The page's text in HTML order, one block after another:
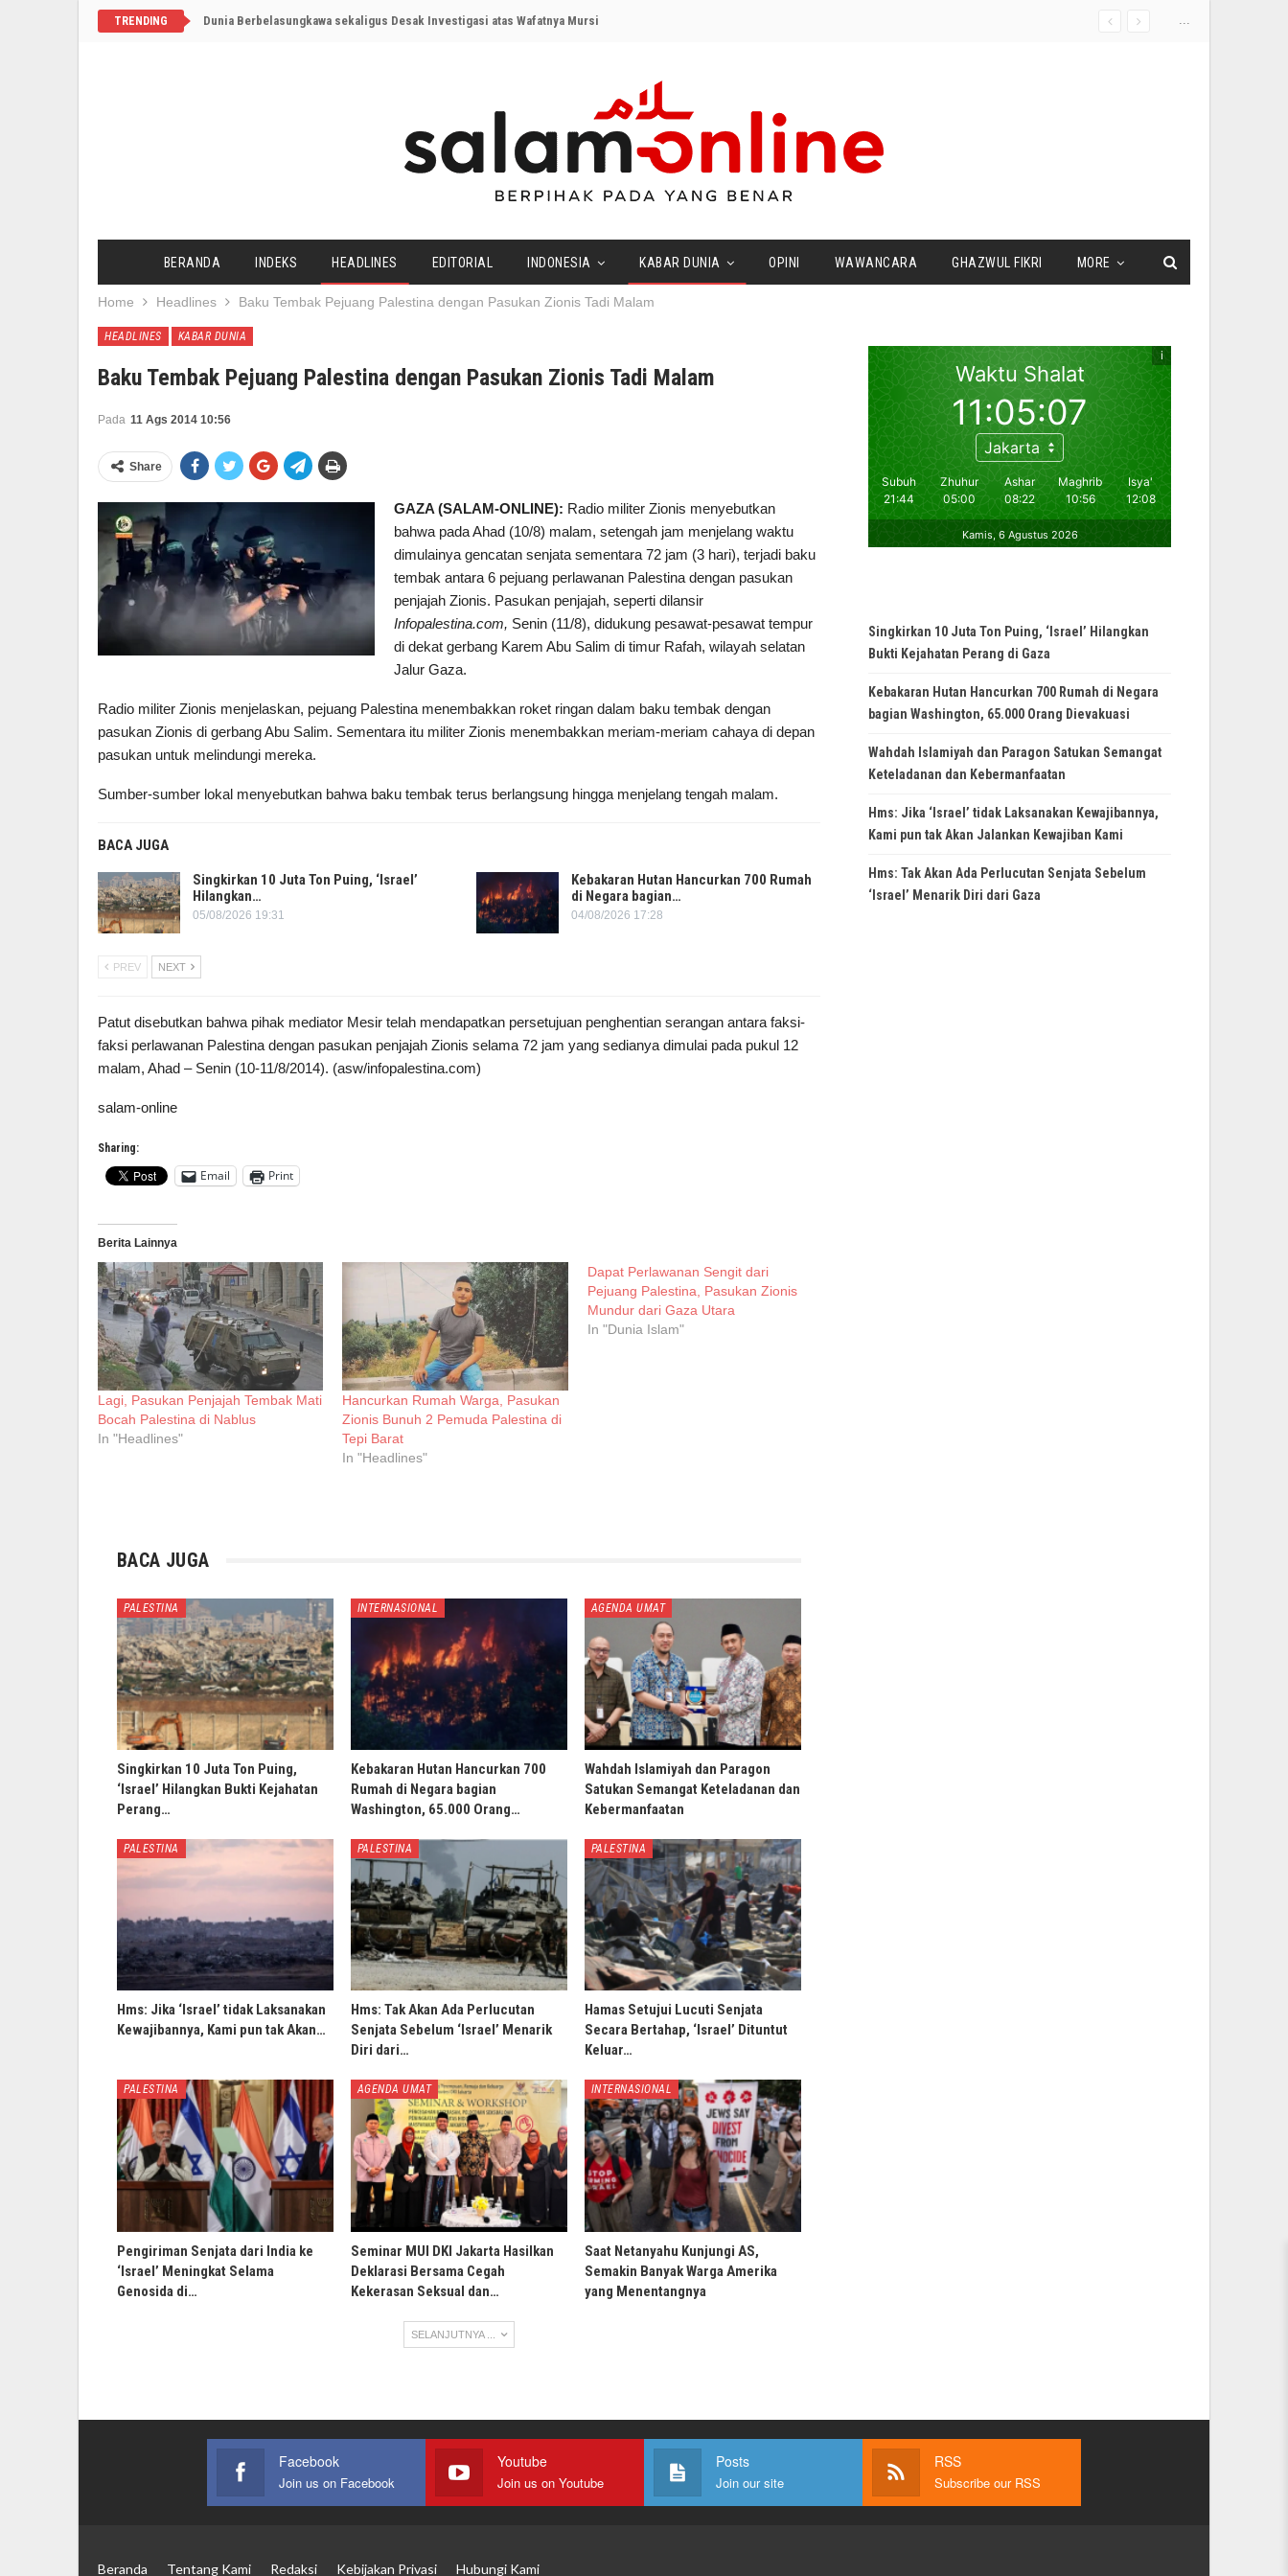
...
TRENDING Dunia Berbelasungkawa sekaligus Desak Investigasi atas Wafatnya Mursi
BERANDA INDEKS HEADLINES EDITORIAL INDONESIA KABAR DUNIA OPINI WAWANCARA GHAZWUL FIKRI MORE
Home Headlines Baku Tembak Pejuang Palestina dengan Pasukan Zionis Tadi Malam
HEADLINES KABAR DUNIA
Baku Tembak Pejuang Palestina dengan Pasukan Zionis Tadi Malam
Pada 11 Ags 2014 10:56
Share
GAZA (SALAM-ONLINE): Radio militer Zionis menyebutkan
bahwa pada Ahad (10/8) malam, setengah jam menjelang waktu
dimulainya gencatan senjata sementara 72 jam (3 hari), terjadi baku
tembak antara 6 pejuang perlawanan Palestina dengan pasukan
penjajah Zionis. Pasukan penjajah, seperti dilansir
Infopalestina.com, Senin (11/8), didukung pesawat-pesawat tempur
di dekat gerbang Karem Abu Salim di timur Rafah, wilayah selatan
Jalur Gaza.
Radio militer Zionis menjelaskan, pejuang Palestina menembakkan roket ringan dalam baku tembak dengan
pasukan Zionis di gerbang Abu Salim. Sementara itu militer Zionis menembakkan meriam-meriam cahaya di depan
pasukan untuk melindungi mereka.
Sumber-sumber lokal menyebutkan bahwa baku tembak terus berlangsung hingga menjelang tengah malam.
BACA JUGA
Singkirkan 10 Juta Ton Puing, ‘Israel’
Hilangkan…
05/08/2026 19:31
Kebakaran Hutan Hancurkan 700 Rumah
di Negara bagian…
04/08/2026 17:28
PREV NEXT
Patut disebutkan bahwa pihak mediator Mesir telah mendapatkan persetujuan penghentian serangan antara faksi-
faksi perlawanan Palestina dengan pasukan penjajah Zionis selama 72 jam yang sedianya dimulai pada pukul 12
malam, Ahad – Senin (10-11/8/2014). (asw/infopalestina.com)
salam-online
Sharing:
Email Print
Berita Lainnya
Lagi, Pasukan Penjajah Tembak Mati
Bocah Palestina di Nablus
In "Headlines"
Hancurkan Rumah Warga, Pasukan
Zionis Bunuh 2 Pemuda Palestina di
Tepi Barat
In "Headlines"
Dapat Perlawanan Sengit dari
Pejuang Palestina, Pasukan Zionis
Mundur dari Gaza Utara
In "Dunia Islam"
BACA JUGA
PALESTINA
Singkirkan 10 Juta Ton Puing,
‘Israel’ Hilangkan Bukti Kejahatan
Perang…
INTERNASIONAL
Kebakaran Hutan Hancurkan 700
Rumah di Negara bagian
Washington, 65.000 Orang…
AGENDA UMAT
Wahdah Islamiyah dan Paragon
Satukan Semangat Keteladanan dan
Kebermanfaatan
PALESTINA
Hms: Jika ‘Israel’ tidak Laksanakan
Kewajibannya, Kami pun tak Akan…
PALESTINA
Hms: Tak Akan Ada Perlucutan
Senjata Sebelum ‘Israel’ Menarik
Diri dari…
PALESTINA
Hamas Setujui Lucuti Senjata
Secara Bertahap, ‘Israel’ Dituntut
Keluar…
PALESTINA
Pengiriman Senjata dari India ke
‘Israel’ Meningkat Selama
Genosida di…
AGENDA UMAT
Seminar MUI DKI Jakarta Hasilkan
Deklarasi Bersama Cegah
Kekerasan Seksual dan…
INTERNASIONAL
Saat Netanyahu Kunjungi AS,
Semakin Banyak Warga Amerika
yang Menentangnya
SELANJUTNYA ...
Singkirkan 10 Juta Ton Puing, ‘Israel’ Hilangkan
Bukti Kejahatan Perang di Gaza
Kebakaran Hutan Hancurkan 700 Rumah di Negara
bagian Washington, 65.000 Orang Dievakuasi
Wahdah Islamiyah dan Paragon Satukan Semangat
Keteladanan dan Kebermanfaatan
Hms: Jika ‘Israel’ tidak Laksanakan Kewajibannya,
Kami pun tak Akan Jalankan Kewajiban Kami
Hms: Tak Akan Ada Perlucutan Senjata Sebelum
‘Israel’ Menarik Diri dari Gaza
Facebook
Join us on Facebook
Youtube
Join us on Youtube
Posts
Join our site
RSS
Subscribe our RSS
Beranda Tentang Kami Redaksi Kebijakan Privasi Hubungi Kami